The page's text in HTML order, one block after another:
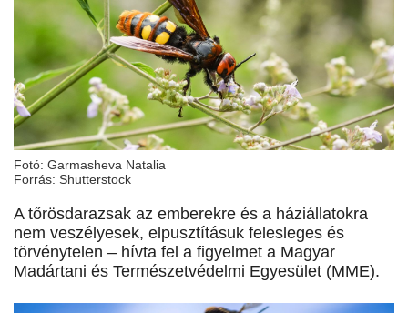
Fotó: Garmasheva Natalia
Forrás: Shutterstock
A tőrösdarazsak az emberekre és a háziállatokra
nem veszélyesek, elpusztításuk felesleges és
törvénytelen – hívta fel a figyelmet a Magyar
Madártani és Természetvédelmi Egyesület (MME).